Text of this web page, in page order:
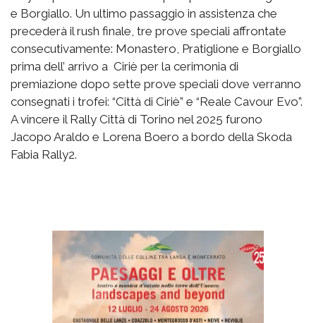
e Borgiallo. Un ultimo passaggio in assistenza che
precederà il rush finale, tre prove speciali affrontate
consecutivamente: Monastero, Pratiglione e Borgiallo
prima dell’ arrivo a Ciriè per la cerimonia di
premiazione dopo sette prove speciali dove verranno
consegnati i trofei: “Città di Ciriè” e “Reale Cavour Evo”.
A vincere il Rally Città di Torino nel 2025 furono
Jacopo Araldo e Lorena Boero a bordo della Skoda
Fabia Rally2.